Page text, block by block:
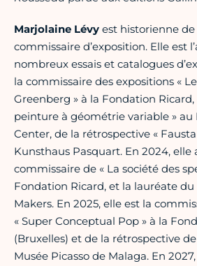
Marjolaine Lévy est historienne de
commissaire d’exposition. Elle est
nombreux essais et catalogues
la commissaire des expositions «
Greenberg » à la Fondation
peinture à géométrie variable » au
Center, de la rétrospective «
Kunsthaus Pasquart. En 2024, elle
commissaire de « La société des
Fondation Ricard, et la lauréate
Makers. En 2025, elle est la
« Super Conceptual Pop » à la
(Bruxelles) et de la rétrospective
Musée Picasso de Malaga. En